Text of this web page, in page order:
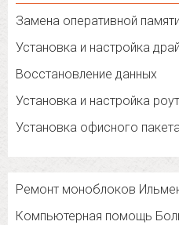
Замена оперативной памяти
Установка и настройка
Восстановление данных
Установка и настройка
Установка офисного
Ремонт моноблоков
Компьютерная помощь